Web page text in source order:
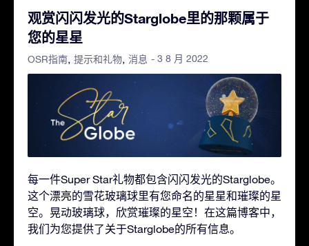
观赏闪闪发光的Starglobe里的那颗属于
您的星星
OSR指南 提示和礼物 消息 - 3 8 月 2022
每一件Super Star礼物都包含闪闪发光的Starglobe。
这个漂亮的雪花玻璃球里有您命名的星星和璀璨的星
空。晃动玻璃球，欣赏璀璨的星空！在这篇博客中，
我们为您提供了关于Starglobe的所有信息。